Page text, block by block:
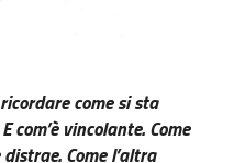
come si sta
com’è vincolante. Come
Come l’altra